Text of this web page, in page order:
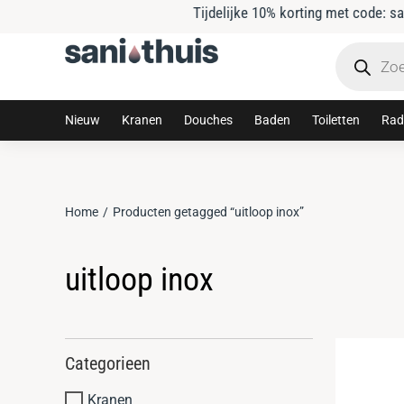
Tijdelijke 10% korting met code: sanithuis10
Nieuw Kranen Douches Baden Toiletten
Je bent hier:
Home Producten getagged “uitloop inox”
uitloop inox
Categorieen
Kranen